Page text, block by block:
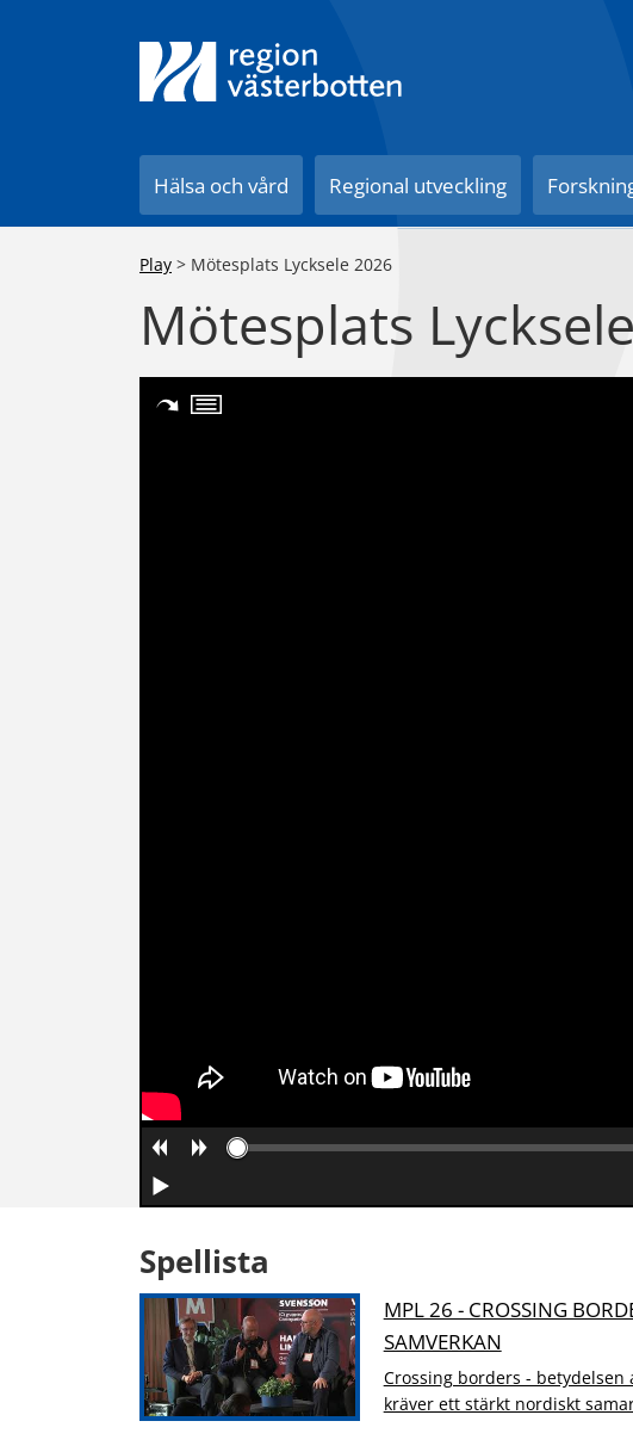
Hälsa och vård Regional utveckling
Play > Mötesplats Lycksele 2026
Mötesplats
Spellista
MPL 26 - CROSSING
SAMVERKAN
Crossing borders -
kräver ett stärkt nordiskt